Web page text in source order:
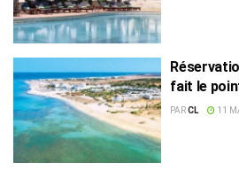
fait le
PARCL 11